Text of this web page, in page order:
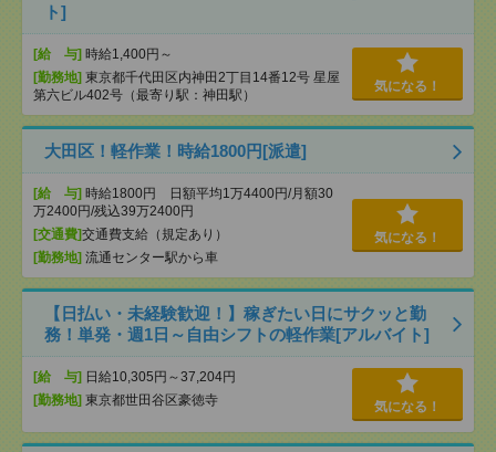
ト]
[給 与] 時給1,400円～
[勤務地] 東京都千代田区内神田2丁目14番12号 星屋
第六ビル402号（最寄り駅：神田駅）
気になる！
大田区！軽作業！時給1800円[派遣]
[給 与] 時給1800円 日額平均1万4400円/月額30
万2400円/残込39万2400円
[交通費]交通費支給（規定あり）
[勤務地] 流通センター駅から車
気になる！
【日払い・未経験歓迎！】稼ぎたい日にサクッと勤
務！単発・週1日～自由シフトの軽作業[アルバイト]
[給 与] 日給10,305円～37,204円
[勤務地] 東京都世田谷区豪徳寺 気になる！